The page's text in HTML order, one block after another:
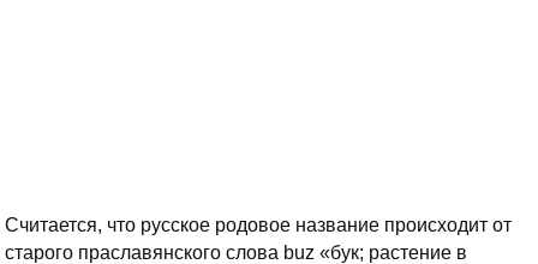
Считается, что русское родовое название происходит от
старого праславянского слова buz «бук; растение в